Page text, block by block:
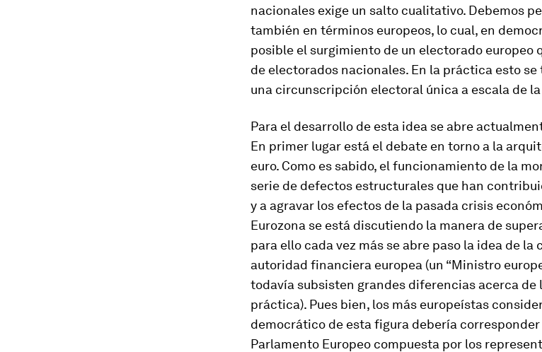
nacionales exige un salto cualitativo. Debemos
también en términos europeos, lo cual, en
posible el surgimiento de un electorado europeo
de electorados nacionales. En la práctica esto
una circunscripción electoral única a escala de
Para el desarrollo de esta idea se abre
En primer lugar está el debate en torno a la
euro. Como es sabido, el funcionamiento de la
serie de defectos estructurales que han
y a agravar los efectos de la pasada crisis
Eurozona se está discutiendo la manera de
para ello cada vez más se abre paso la idea de la
autoridad financiera europea (un “Ministro
todavía subsisten grandes diferencias acerca de
práctica). Pues bien, los más europeístas
democrático de esta figura debería
Parlamento Europeo compuesta por los